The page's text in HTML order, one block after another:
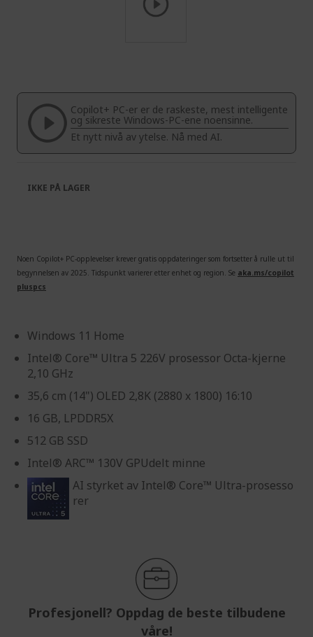
beginning
the
images
gallery
Copilot+ PC-er er de raskeste, mest intelligente
og sikreste Windows-PC-ene noensinne.
Et nytt nivå av ytelse. Nå med AI.
Noen Copilot+ PC-opplevelser krever gratis oppdateringer som fortsetter å rulle ut til
begynnelsen av 2025. Tidspunkt varierer etter enhet og region. Se aka.ms/copilot
pluspcs
Windows 11 Home
Intel® Core™ Ultra 5 226V prosessor Octa-kjerne
2,10 GHz
35,6 cm (14") OLED 2,8K (2880 x 1800) 16:10
16 GB, LPDDR5X
512 GB SSD
Intel® ARC™ 130V GPUdelt minne
AI styrket av Intel® Core™ Ultra-prosesso
rer
Profesjonell? Oppdag de beste tilbudene
våre!
IKKE PÅ LAGER